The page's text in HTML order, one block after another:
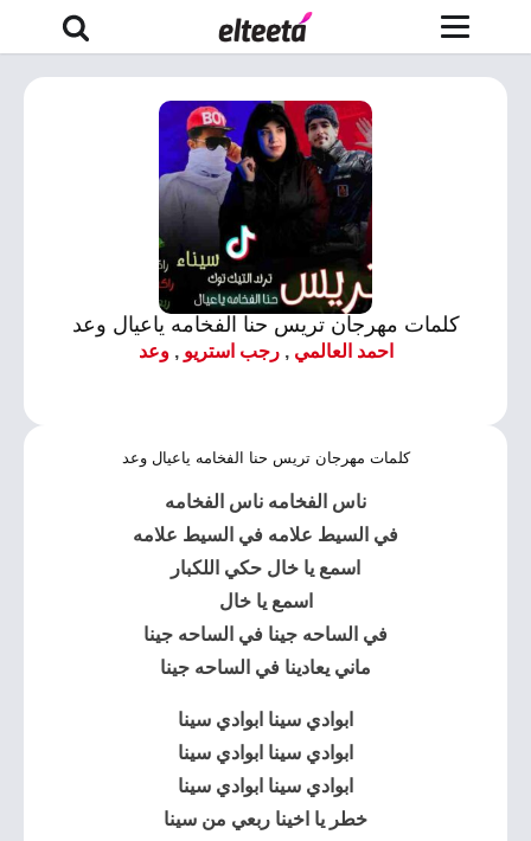
كلمات مهرجان تريس حنا الفخامه ياعيال وعد
احمد العالمي ,رجب استريو ,وعد
كلمات مهرجان تريس حنا الفخامه ياعيال وعد
ناس الفخامه ناس الفخامه
في السيط علامه في السيط علامه
اسمع يا خال حكي اللكبار
اسمع يا خال
في الساحه جينا في الساحه جينا
ماني يعادينا في الساحه جينا
ابوادي سينا ابوادي سينا
ابوادي سينا ابوادي سينا
ابوادي سينا ابوادي سينا
خطر يا اخينا ربعي من سينا